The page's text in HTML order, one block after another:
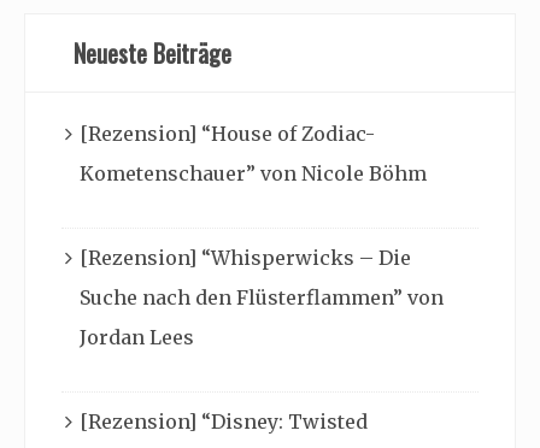
Neueste Beiträge
[Rezension] “House of Zodiac-
Kometenschauer” von Nicole Böhm
[Rezension] “Whisperwicks – Die
Suche nach den Flüsterflammen” von
Jordan Lees
[Rezension] “Disney: Twisted